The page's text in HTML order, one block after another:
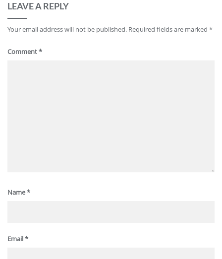
LEAVE A REPLY
Your email address will not be published. Required fields are marked *
Comment*
Name*
Email*